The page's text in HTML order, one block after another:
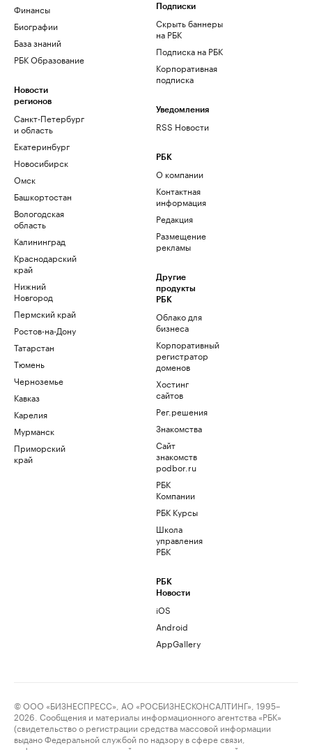
Финансы
Биографии
База знаний
РБК Образование
Новости
регионов
Санкт-Петербург
и область
Екатеринбург
Новосибирск
Омск
Башкортостан
Вологодская
область
Калининград
Краснодарский
край
Нижний
Новгород
Пермский край
Ростов-на-Дону
Татарстан
Тюмень
Черноземье
Кавказ
Карелия
Мурманск
Приморский
край
Подписки
Скрыть баннеры
на РБК
Подписка на РБК
Корпоративная
подписка
Уведомления
RSS Новости
РБК
О компании
Контактная
информация
Редакция
Размещение
рекламы
Другие
продукты
РБК
Облако для
бизнеса
Корпоративный
регистратор
доменов
Хостинг
сайтов
Рег.решения
Знакомства
Сайт
знакомств
podbor.ru
РБК
Компании
РБК Курсы
Школа
управления
РБК
РБК
Новости
iOS
Android
AppGallery
© ООО «БИЗНЕСПРЕСС», АО «РОСБИЗНЕСКОНСАЛТИНГ», 1995–
2026. Сообщения и материалы информационного агентства «РБК»
(свидетельство о регистрации средства массовой информации
выдано Федеральной службой по надзору в сфере связи,